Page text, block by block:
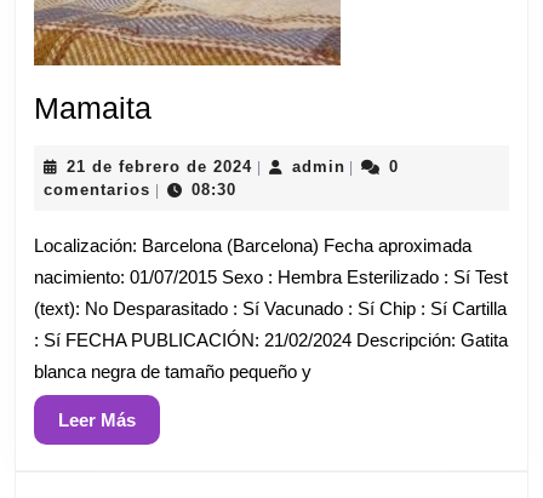
Mamaita
21 de febrero de 202421
2024
adminadmin
0
comentarios
08:30
Localización: Barcelona (Barcelona) Fecha aproximada
nacimiento: 01/07/2015 Sexo : Hembra Esterilizado : Sí Test
(text): No Desparasitado : Sí Vacunado : Sí Chip : Sí Cartilla
: Sí FECHA PUBLICACIÓN: 21/02/2024 Descripción: Gatita
blanca negra de tamaño pequeño y
Leer MásLeer
Más